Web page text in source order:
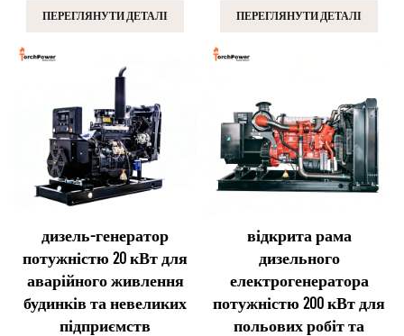
ПЕРЕГЛЯНУТИ ДЕТАЛІ ПЕРЕГЛЯНУТИ ДЕТАЛІ
дизель-генератор
потужністю 20 кВт для
аварійного живлення
будинків та невеликих
підприємств
відкрита рама
дизельного
електрогенератора
потужністю 200 кВт для
польових робіт та